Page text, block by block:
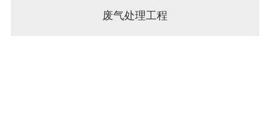
废气处理工程